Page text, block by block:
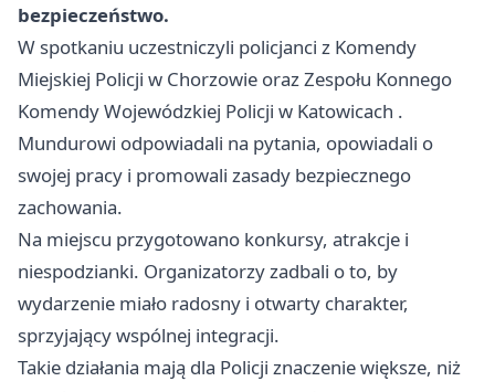
bezpieczeństwo.
W spotkaniu uczestniczyli policjanci z Komendy
Miejskiej Policji w Chorzowie oraz Zespołu Konnego
Komendy Wojewódzkiej Policji w Katowicach .
Mundurowi odpowiadali na pytania, opowiadali o
swojej pracy i promowali zasady bezpiecznego
zachowania.
Na miejscu przygotowano konkursy, atrakcje i
niespodzianki. Organizatorzy zadbali o to, by
wydarzenie miało radosny i otwarty charakter,
sprzyjający wspólnej integracji.
Takie działania mają dla Policji znaczenie większe, niż